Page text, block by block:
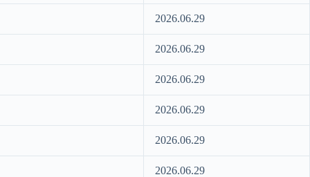
2026.06.29
2026.06.29
2026.06.29
2026.06.29
2026.06.29
2026.06.29